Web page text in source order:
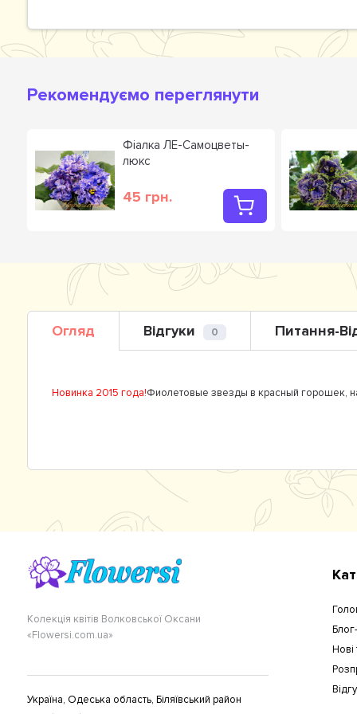
Рекомендуємо переглянути
Фіалка ЛЕ-Самоцветы-
люкс
45 грн.
Огляд Відгуки 0 Питання-
Новинка 2015 года!Фиолетовые звезды в красный горошек,
Колекція квітів Волковської Оксани
«Flowersi.com.ua»
Україна, Одеська область, Біляївський район
Нові